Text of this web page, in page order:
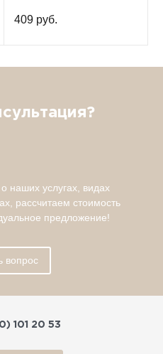
409 руб.
наших услугах, видах
рассчитаем стоимость
предложение!
вопрос
101 20 53